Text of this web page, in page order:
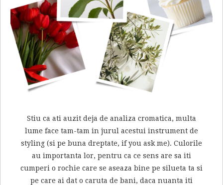
Stiu ca ati auzit deja de analiza cromatica, multa
lume face tam-tam in jurul acestui instrument de
styling (si pe buna dreptate, if you ask me). Culorile
au importanta lor, pentru ca ce sens are sa iti
cumperi o rochie care se aseaza bine pe silueta ta si
pe care ai dat o caruta de bani, daca nuanta iti